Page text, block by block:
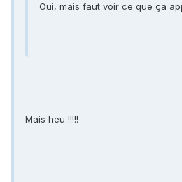
Oui, mais faut voir ce que ça
Mais heu !!!!!